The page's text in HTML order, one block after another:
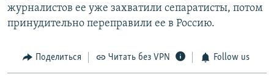
журналистов ее уже захватили сепаратисты, потом
принудительно переправили ее в Россию.
Поделиться Читать без VPN Follow us